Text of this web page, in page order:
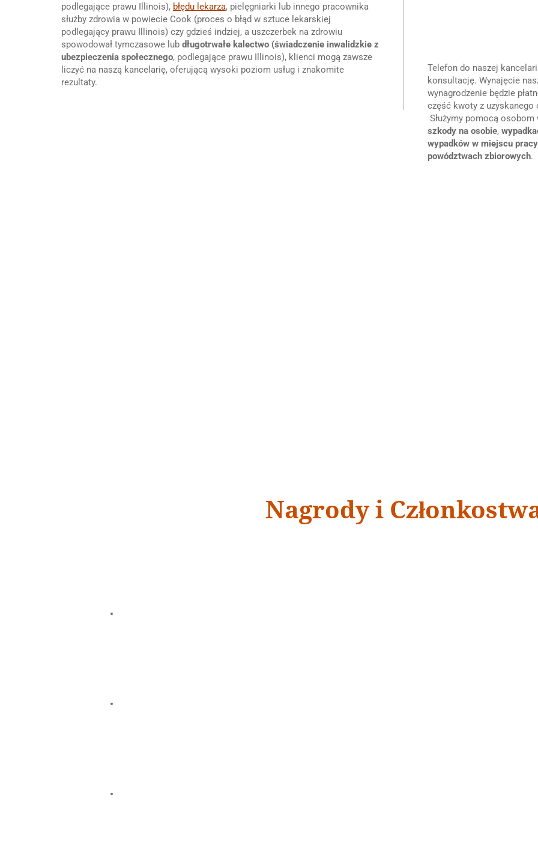
podlegające prawu Illinois), błędu lekarza, pielęgniarki lub innego pracownika
służby zdrowia w powiecie Cook (proces o błąd w sztuce lekarskiej
podlegający prawu Illinois) czy gdzieś indziej, a uszczerbek na zdrowiu
spowodował tymczasowe lub długotrwałe kalectwo (świadczenie inwalidzkie z
ubezpieczenia społecznego, podlegające prawu Illinois), klienci mogą zawsze
liczyć na naszą kancelarię, oferującą wysoki poziom usług i znakomite
rezultaty.
Telefon do naszej
konsultację. Wynajęcie
wynagrodzenie będzie
część kwoty z
Służymy pomocą
szkody na osobie,
wypadków w miejscu pracy
powództwach zbiorowych.
Nagrody i